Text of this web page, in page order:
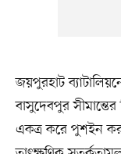
জয়পুরহাট
বাসুদেবপুর
একত্র করে পুশইন